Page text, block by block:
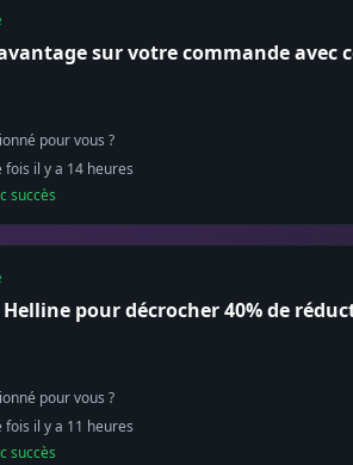
sur votre commande avec
pour vous ?
il y a 14 heures
succès
pour décrocher 40% de
pour vous ?
il y a 11 heures
succès